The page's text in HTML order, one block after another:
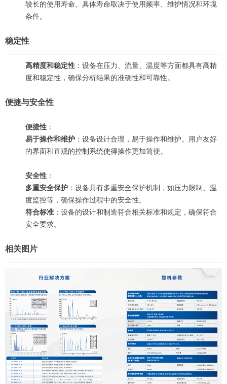
较长的使用寿命。具体寿命取决于使用频率、维护情况和环境
条件。
稳定性
高精度和稳定性 ：设备在压力、流量、温度等方面都具有高精
度和稳定性，确保分析结果的准确性和可靠性。
便捷与安全性
便捷性 ：
易于操作和维护 ：设备设计合理，易于操作和维护。用户友好
的界面和直观的控制系统使得操作更加简便。
安全性 ：
多重安全保护 ：设备具有多重安全保护机制，如压力限制、温
度监控等，确保操作过程中的安全性。
符合标准 ：设备的设计和制造符合相关标准和规定，确保符合
安全要求。
相关图片